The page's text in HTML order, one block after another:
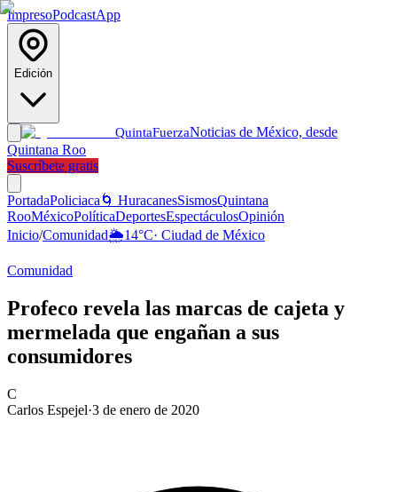
ImpresoPodcastApp
Edición
QuintaFuerzaNoticias de México, desde
Quintana Roo
Suscríbete gratis
PortadaPoliciaca 🌀 HuracanesSismosQuintana
RooMéxicoPolíticaDeportesEspectáculosOpinión
Inicio/Comunidad🌦️14°C· Ciudad de México
Comunidad
Profeco revela las marcas de cajeta y
mermelada que engañan a sus
consumidores
C
Carlos Espejel·3 de enero de 2020